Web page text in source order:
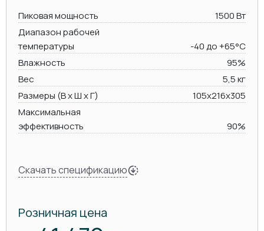
Пиковая мощность
1500 Вт
Диапазон рабочей
температуры
-40 до +65°C
Влажность
95%
Вес
5,5 кг
Размеры (В х Ш х Г)
105x216х305
Максимальная
эффективность
90%
Скачать спецификацию
Розничная цена